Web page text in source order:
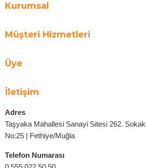
Kurumsal
Müşteri Hizmetleri
Üye
İletişim
Adres
Taşyaka Mahallesi Sanayi Sitesi 262. Sokak
No:25 | Fethiye/Muğla
Telefon Numarası